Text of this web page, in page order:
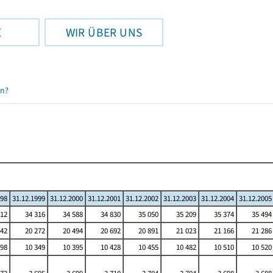
WIR ÜBER UNS
31.12.1999 31.12.2000 31.12.2001 31.12.2002 31.12.2003 31.12.2004 31.12.2005
34 316 34 588 34 830 35 050 35 209 35 374
35 494
20 272 20 494 20 692 20 891 21 023 21 166
21 286
10 349 10 395 10 428 10 455 10 482 10 510
10 520